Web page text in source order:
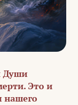
Души
Это и
нашего